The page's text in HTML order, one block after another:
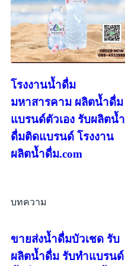
โรงงานน้ำดื่ม
มหาสารคาม ผลิตน้ำดื่ม
แบรนด์ตัวเอง รับผลิตน้ำ
ดื่มติดแบรนด์ โรงงาน
ผลิตน้ำดื่ม.com
บทความ
ขายส่งน้ำดื่มบัวเชด รับ
ผลิตน้ำดื่ม รับทำแบรนด์